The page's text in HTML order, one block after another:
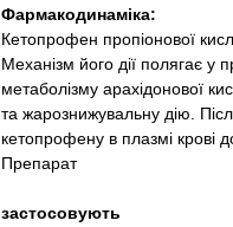
Фармакодинаміка:
Кетопрофен пропіонової
Механізм його дії полягає у
метаболізму арахідонової
та жарознижувальну дію.
кетопрофену в плазмі крові
Препарат
застосовують